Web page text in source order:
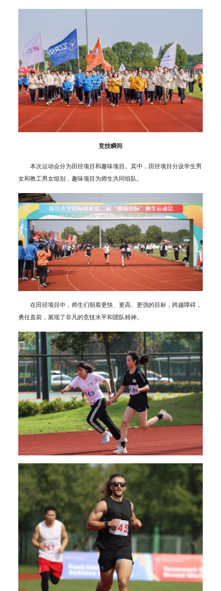
竞技瞬间
本次运动会分为田径项目和趣味项目。其中，田径项目分设学生男
女和教工男女组别，趣味项目为师生共同组队。
在田径项目中，师生们朝着更快、更高、更强的目标，跨越障碍，
勇往直前，展现了非凡的竞技水平和团队精神。